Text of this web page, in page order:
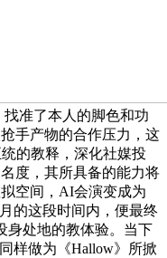
找准了本人的脚色和功
手产物的合作压力，这
的教释，深化社媒投
度，其所具备的能力将
空间，AI会演变成为
的这段时间内，便最终
身处地的教体验。当下
样做为《Hallow》所掀